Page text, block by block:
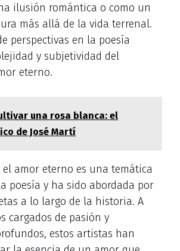
ilusión romántica o como un
más allá de la vida terrenal.
perspectivas en la poesía
y subjetividad del
eterno.
una rosa blanca: el
de José Martí
el amor eterno es una temática
poesía y ha sido abordada por
a lo largo de la historia. A
cargados de pasión y
estos artistas han